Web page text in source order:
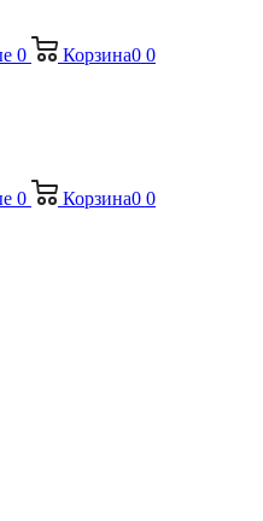
0 Корзина0 0
0 Корзина0 0